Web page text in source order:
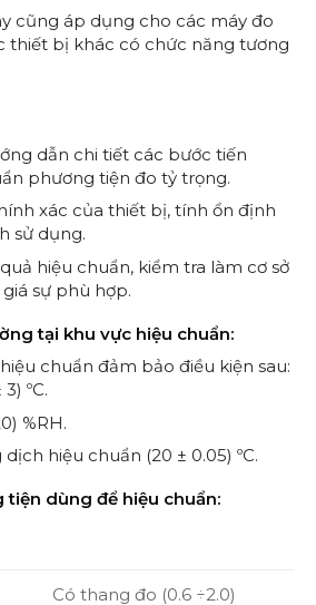
cũng áp dụng cho các máy đo
thiết bị khác có chức năng tương
dẫn chi tiết các bước tiến
phương tiện đo tỷ trọng.
xác của thiết bị, tính ổn định
sử dụng.
hiệu chuẩn, kiểm tra làm cơ sở
sự phù hợp.
tại khu vực hiệu chuẩn:
chuẩn đảm bảo điều kiện sau:
ºC.
%RH.
hiệu chuẩn (20 ± 0.05) ºC.
tiện dùng để hiệu chuẩn:
Có thang đo (0.6 ÷2.0)